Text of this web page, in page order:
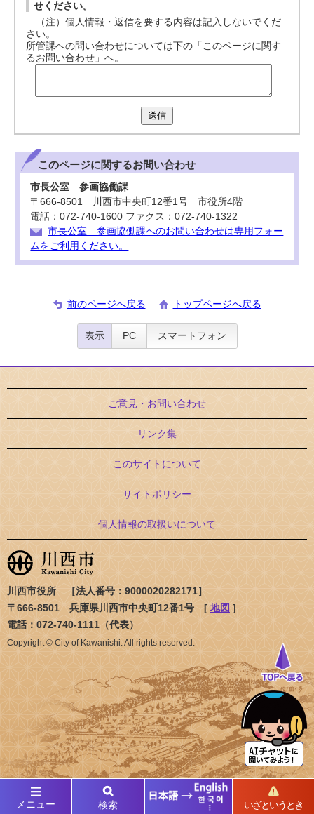
せください。
（注）個人情報・返信を要する内容は記入しないでくだ
さい。
所管課への問い合わせについては下の「このページに関す
るお問い合わせ」へ。
送信
このページに関するお問い合わせ
市長公室 参画協働課
〒666-8501 川西市中央町12番1号 市役所4階
電話：072-740-1600 ファクス：072-740-1322
市長公室 参画協働課へのお問い合わせは専用フォー
ムをご利用ください。
メニュー 検索 いざというとき
前のページへ戻る トップページへ戻る
表示 PC スマートフォン
ご意見・お問い合わせ
リンク集
このサイトについて
サイトポリシー
個人情報の取扱いについて
川西市役所 ［法人番号：9000020282171］
〒666-8501 兵庫県川西市中央町12番1号 [ 地図 ]
電話：072-740-1111（代表）
Copyright © City of Kawanishi. All rights reserved.